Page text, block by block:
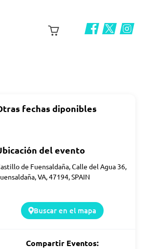
fechas diponibles
del evento
de Fuensaldaña, Calle del Agua 36,
VA, 47194, SPAIN
Buscar en el mapa
Compartir Eventos: